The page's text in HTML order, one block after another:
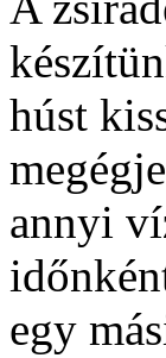
húst
annyi
egy